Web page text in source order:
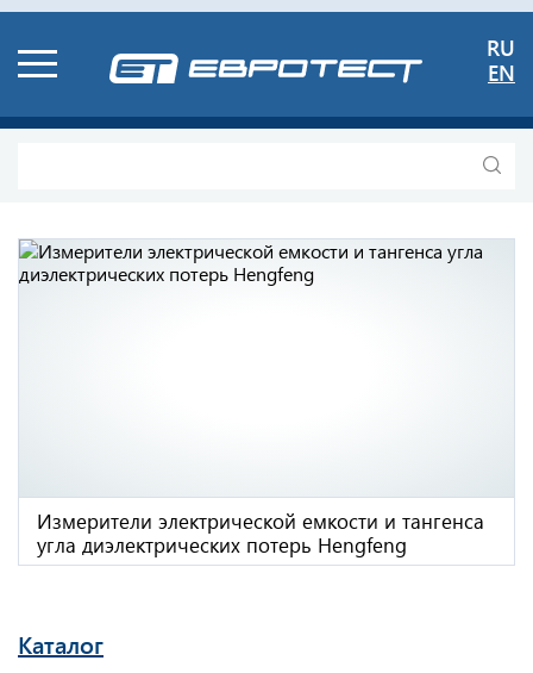
RU
EN
Измерители электрической емкости и тангенса
угла диэлектрических потерь Hengfeng
Каталог